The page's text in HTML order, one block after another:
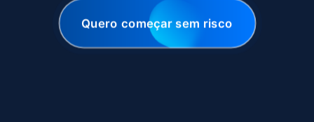
Quero começar sem risco